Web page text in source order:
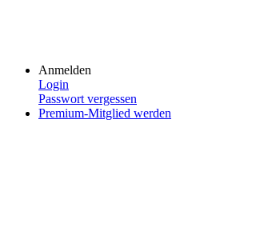
Anmelden
Login
Passwort vergessen
Premium-Mitglied werden